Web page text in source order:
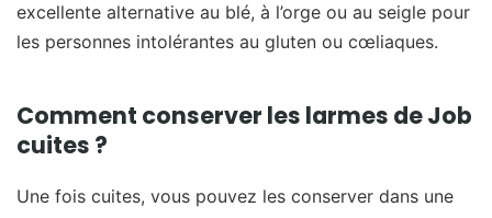
excellente alternative au blé, à l’orge ou au seigle pour
les personnes intolérantes au gluten ou cœliaques.
Comment conserver les larmes de Job
cuites ?
Une fois cuites, vous pouvez les conserver dans une